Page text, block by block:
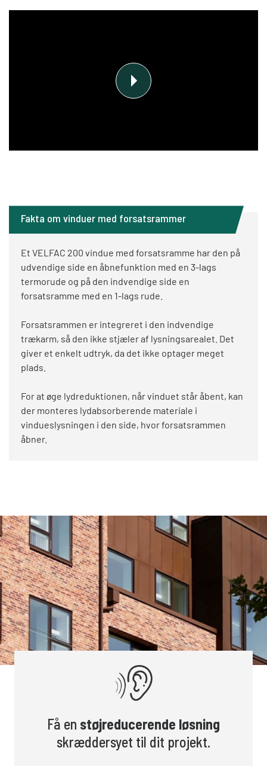
Fakta om vinduer med forsatsrammer
Et VELFAC 200 vindue med forsatsramme har den på
udvendige side en åbnefunktion med en 3-lags
termorude og på den indvendige side en
forsatsramme med en 1-lags rude.
Forsatsrammen er integreret i den indvendige
trækarm, så den ikke stjæler af lysningsarealet. Det
giver et enkelt udtryk, da det ikke optager meget
plads.
For at øge lydreduktionen, når vinduet står åbent, kan
der monteres lydabsorberende materiale i
vindueslysningen i den side, hvor forsatsrammen
åbner.
Få en støjreducerende løsning
skræddersyet til dit projekt.